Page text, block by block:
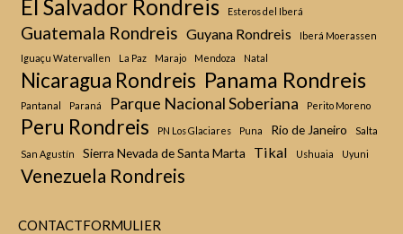
El Salvador Rondreis Esteros del Iberá
Guatemala Rondreis Guyana Rondreis
Iberá Moerassen
Iguaçu Watervallen
La Paz Marajo Mendoza Natal
Nicaragua Rondreis Panama Rondreis
Pantanal Paraná Parque Nacional Soberiana Perito Moreno
Peru Rondreis PN Los Glaciares Puna Rio de Janeiro
Salta
San Agustín
Sierra Nevada de Santa Marta Tikal Ushuaia Uyuni
Venezuela Rondreis
CONTACTFORMULIER